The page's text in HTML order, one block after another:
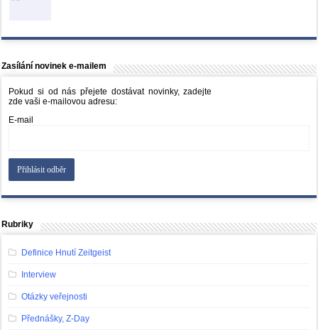
Zasílání novinek e-mailem
Pokud si od nás přejete dostávat novinky, zadejte
zde vaši e-mailovou adresu:
E-mail
Rubriky
Definice Hnutí Zeitgeist
Interview
Otázky veřejnosti
Přednášky, Z-Day